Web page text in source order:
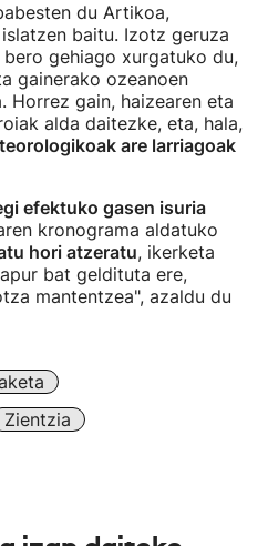
du Artikoa,
baitu. Izotz geruza
gehiago xurgatuko du,
gainerako ozeanoen
Horrez gain, haizearen eta
alda daitezke, eta, hala,
are larriagoak
efektuko gasen isuria
kronograma aldatuko
hori atzeratu, ikerketa
bat geldituta ere,
mantentzea", azaldu du
Zientzia